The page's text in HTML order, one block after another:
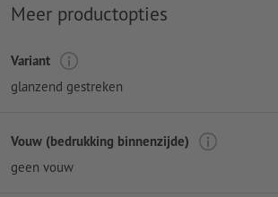
Meer productopties
Variant
glanzend gestreken
Vouw (bedrukking binnenzijde)
geen vouw